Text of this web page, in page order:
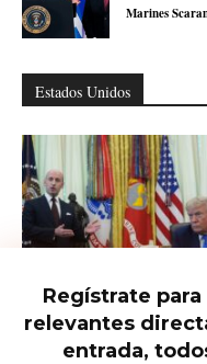
Regístrate
relevantes
entrada,
Marines
Estados Unidos
Trump firma nuevas órdenes
restringir la ciudadanía por
nacimiento